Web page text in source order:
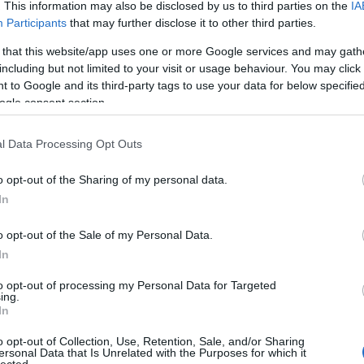
This information may also be disclosed by us to third parties on the
Participants that may further disclose it to other third parties.
that this website/app uses one or more Google services and may
but not limited to your visit or usage behaviour. You may
to Google and its third-party tags to use your data for below
consent section.
Data Processing Opt Outs
opt-out of the Sharing of my personal data.
opt-out of the Sale of my Personal Data.
opt-out of processing my Personal Data for Targeted
opt-out of Collection, Use, Retention, Sale, and/or Sharing
Data that Is Unrelated with the Purposes for which it
1968